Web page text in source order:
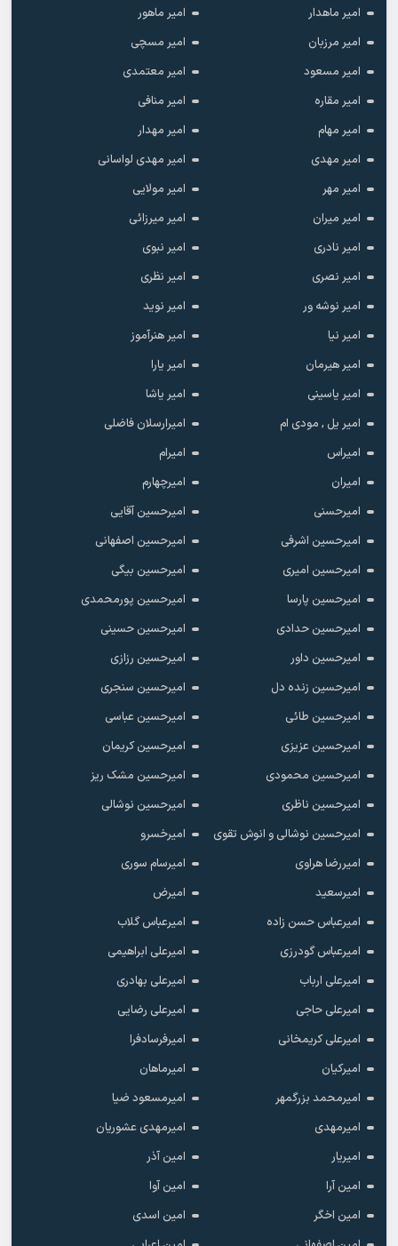
امیر ماهدار
امیر ماهور
امیر مرزبان
امیر مسچی
امیر مسعود
امیر معتمدی
امیر مقاره
امیر منافی
امیر مهام
امیر مهدار
امیر مهدی
امیر مهدی لواسانی
امیر مهر
امیر مولایی
امیر میران
امیر میرزائی
امیر نادری
امیر نبوی
امیر نصری
امیر نظری
امیر نوشه ور
امیر نوید
امیر نیا
امیر هنرآموز
امیر هیرمان
امیر یارا
امیر یاسینی
امیر یاشا
امیر یل , مودی ام
امیرارسلان فاضلی
امیراس
امیرام
امیران
امیرچهارم
امیرحسنی
امیرحسین آقایی
امیرحسین اشرفی
امیرحسین اصفهانی
امیرحسین امیری
امیرحسین بیگی
امیرحسین پارسا
امیرحسین پورمحمدی
امیرحسین حدادی
امیرحسین حسینی
امیرحسین داور
امیرحسین رزازی
امیرحسین زنده دل
امیرحسین سنجری
امیرحسین طائی
امیرحسین عباسی
امیرحسین عزیزی
امیرحسین کریمان
امیرحسین محمودی
امیرحسین مشک ریز
امیرحسین ناظری
امیرحسین نوشالی
امیرحسین نوشالی و انوش تقوی
امیرخسرو
امیررضا هراوی
امیرسام سوری
امیرسعید
امیرض
امیرعباس حسن زاده
امیرعباس گلاب
امیرعباس گودرزی
امیرعلی ابراهیمی
امیرعلی ارباب
امیرعلی بهادری
امیرعلی حاجی
امیرعلی رضایی
امیرعلی کریمخانی
امیرفرسادفرا
امیرکیان
امیرماهان
امیرمحمد بزرگمهر
امیرمسعود ضیا
امیرمهدی
امیرمهدی عشوریان
امیریار
امین آذر
امین آرا
امین آوا
امین اخگر
امین اسدی